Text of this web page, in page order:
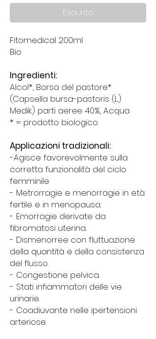
Esaurito
Fitomedical 200ml
Bio
Ingredienti:
Alcol*, Borsa del pastore*
(Capsella bursa-pastoris (L.)
Medik.) parti aeree 40%, Acqua
* = prodotto biologico
Applicazioni tradizionali:
-Agisce favorevolmente sulla
corretta funzionalità del ciclo
femminile
- Metrorragie e menorragie in età
fertile e in menopausa.
- Emorragie derivate da
fibromatosi uterina.
- Dismenorree con fluttuazione
della quantità e della consistenza
del flusso.
- Congestione pelvica.
- Stati infiammatori delle vie
urinarie.
- Coadiuvante nelle ipertensioni
arteriose.